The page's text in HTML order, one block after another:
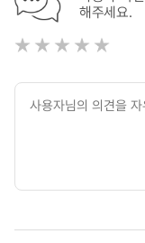
해주세요.